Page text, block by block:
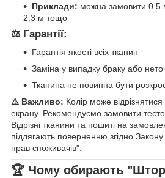
Приклади: можна замовити
2.3 м тощо
⚖️ Гарантії:
Гарантія якості всіх тканин
Заміна у випадку браку або
Тканина не повинна бути
⚠️ Важливо: Колір може
екрану. Рекомендуємо замовити
Відрізні тканини та пошиті на
підлягають поверненню згідно
прав споживачів".
🏆 Чому обирають